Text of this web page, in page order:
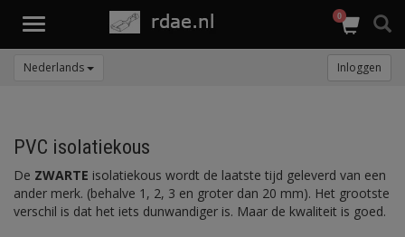
Toggle
0
Nederlands Inloggen
PVC isolatiekous
De ZWARTE isolatiekous wordt de laatste tijd geleverd van een
ander merk. (behalve 1, 2, 3 en groter dan 20 mm). Het grootste
verschil is dat het iets dunwandiger is. Maar de kwaliteit is goed.